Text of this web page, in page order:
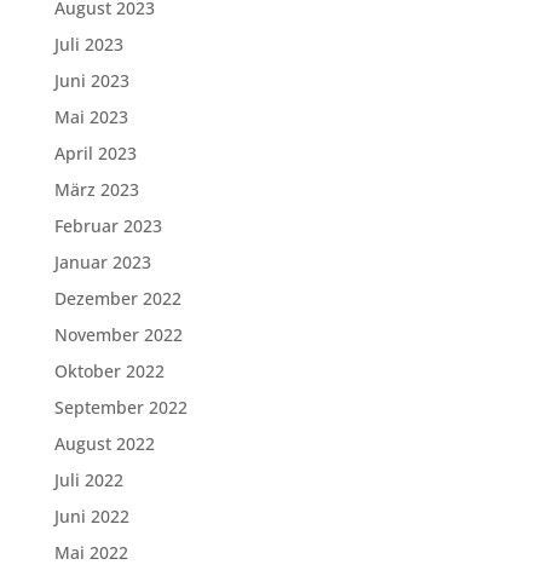
August 2023
Juli 2023
Juni 2023
Mai 2023
April 2023
März 2023
Februar 2023
Januar 2023
Dezember 2022
November 2022
Oktober 2022
September 2022
August 2022
Juli 2022
Juni 2022
Mai 2022